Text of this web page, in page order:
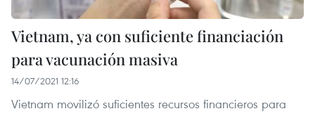
Vietnam, ya con suficiente financiación
para vacunación masiva
14/07/2021 12:16
Vietnam movilizó suficientes recursos financieros para